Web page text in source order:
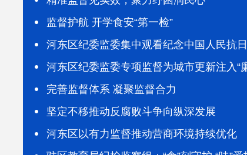
监督护航 开学食安“第一检”
河东区纪委监委集中观看纪念中国人民抗
战争胜利八十周年阅兵仪式现场直播
河东区纪委监委专项监督为城市更新注入“
完善监督体系 凝聚监督合力
坚定不移推动反腐败斗争向纵深发展
河东区以有力监督推动营商环境持续优化